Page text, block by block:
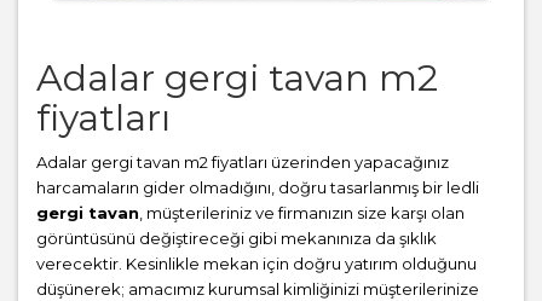
Adalar gergi tavan m2
fiyatları
Adalar gergi tavan m2 fiyatları üzerinden yapacağınız
harcamaların gider olmadığını, doğru tasarlanmış bir ledli
gergi tavan , müşterileriniz ve firmanızın size karşı olan
görüntüsünü değiştireceği gibi mekanınıza da şıklık
verecektir. Kesinlikle mekan için doğru yatırım olduğunu
düşünerek; amacımız kurumsal kimliğinizi müşterilerinize